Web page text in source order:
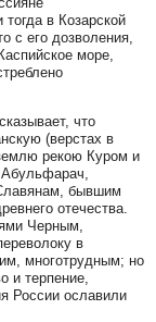
в Козарской
с его дозволения,
море,
что
(верстах в
рекою Куром и
бывшим
отечества.
Черным,
в
многотрудным; но
и терпение,
России ославили